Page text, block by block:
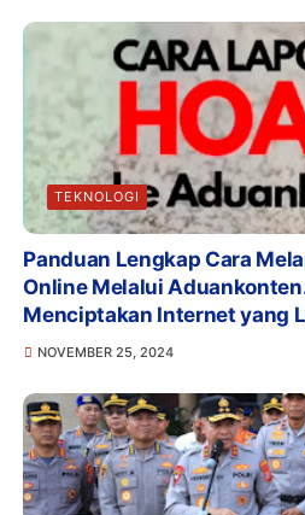
TEKNOLOGI
Panduan Lengkap Cara
Online Melalui
Menciptakan Internet yang
NOVEMBER 25, 2024